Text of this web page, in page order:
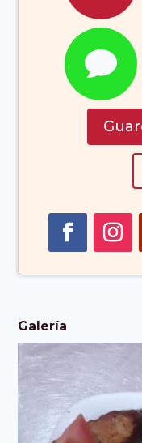

Galería